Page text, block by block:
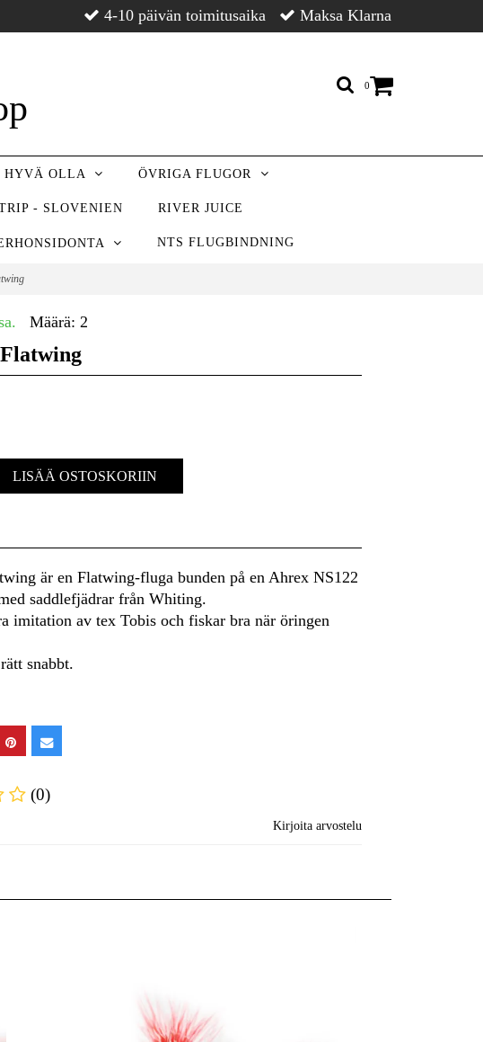
4-10 päivän toimitusaika Maksa Klarna
0
HYVÄ OLLA ÖVRIGA FLUGOR
- SLOVENIEN RIVER JUICE
NTS FLUGBINDNING
Määrä: 2
LISÄÄ OSTOSKORIIN
är en Flatwing-fluga bunden på en Ahrex NS122
saddlefjädrar från Whiting.
imitation av tex Tobis och fiskar bra när öringen
snabbt.
(0)
Kirjoita arvostelu